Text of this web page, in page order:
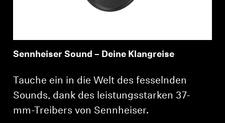
Sennheiser Sound – Deine Klangreise
Tauche ein in die Welt des fesselnden
Sounds, dank des leistungsstarken 37-
mm-Treibers von Sennheiser.